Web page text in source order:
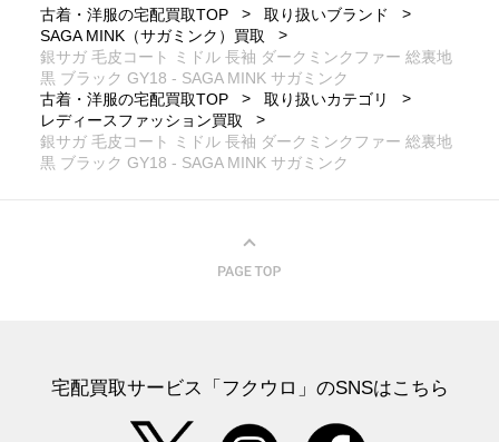
古着・洋服の宅配買取TOP
取り扱いブランド
SAGA MINK（サガミンク）買取
銀サガ 毛皮コート ミドル 長袖 ダークミンクファー 総裏地
黒 ブラック GY18 - SAGA MINK サガミンク
古着・洋服の宅配買取TOP
取り扱いカテゴリ
レディースファッション買取
銀サガ 毛皮コート ミドル 長袖 ダークミンクファー 総裏地
黒 ブラック GY18 - SAGA MINK サガミンク
宅配買取サービス「フクウロ」のSNSはこちら